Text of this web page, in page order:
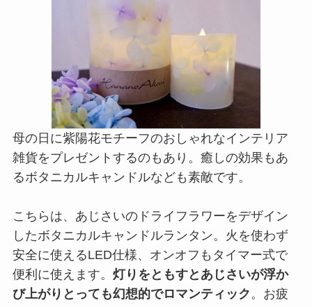
母の日に紫陽花モチーフのおしゃれなインテリア
雑貨をプレゼントするのもあり。癒しの効果もあ
るボタニカルキャンドルなども素敵です。
こちらは、あじさいのドライフラワーをデザイン
したボタニカルキャンドルランタン。火を使わず
安全に使えるLED仕様、オンオフもタイマー式で
便利に使えます。 灯りをともすとあじさいが浮か
び上がりとっても幻想的でロマンティック 。お疲